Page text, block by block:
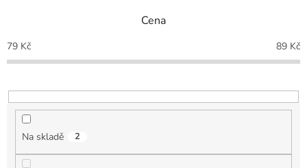
p
r
o
u
Cena
79 Kč 89 Kč
Na skladě 2